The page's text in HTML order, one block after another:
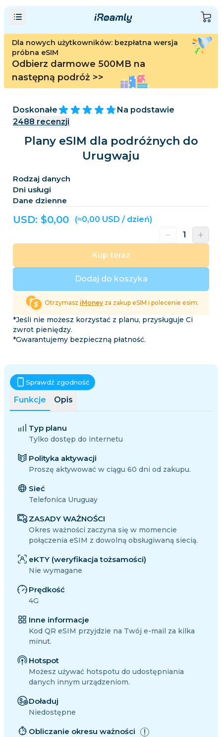
Dla nowych użytkowników: bezpłatna wersja
próbna eSIM
Odbierz darmowe 500MB na
następną podróż >>
Doskonałe
Na podstawie
2488 recenzji
Plany eSIM dla podróżnych do
Urugwaju
Rodzaj danych
Dni usługi
Dane dzienne
USD: $0,00 (≈0,00 USD / dzień)
Dodaj do koszyka
Kup teraz
Otrzymasz iMoney za zakup eSIM i polecenie esim.
*Jeśli nie możesz korzystać z planu, przysługuje Ci
zwrot pieniędzy.
*Gwarantujemy bezpieczną płatność.
Funkcje Opis
Sprawdź zgodność
Typ planu
Tylko dostęp do internetu
Polityka aktywacji
Proszę aktywować w ciągu 60 dni od zakupu.
Sieć
Telefonica Uruguay
ZASADY WAŻNOŚCI
Okres ważności zaczyna się w momencie
połączenia eSIM z dowolną obsługiwaną siecią.
eKTY (weryfikacja tożsamości)
Nie wymagane
Prędkość
4G
Inne informacje
Kod QR eSIM przyjdzie na Twój e-mail za kilka
minut.
Hotspot
Możesz używać hotspotu do udostępniania
danych innym urządzeniom.
Doładuj
Niedostępne
Obliczanie okresu ważności